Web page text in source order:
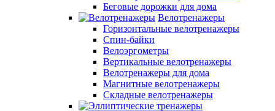
Беговые дорожки для дома
Велотренажеры
Горизонтальные велотренажеры
Спин-байки
Велоэргометры
Вертикальные велотренажеры
Велотренажеры для дома
Магнитные велотренажеры
Складные велотренажеры